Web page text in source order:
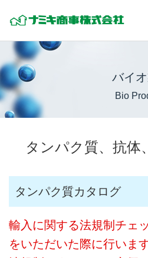
バイ
Bio
タンパク質、抗体
タンパク質カタログ
輸入に関する法規制チェ
をいただいた際に行います